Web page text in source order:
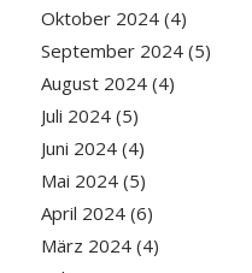
Oktober 2024(4)
September 2024(5)
August 2024(4)
Juli 2024(5)
Juni 2024(4)
Mai 2024(5)
April 2024(6)
März 2024(4)